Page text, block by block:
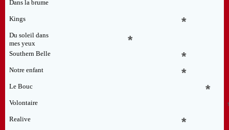
Dans la brume
Kings *
Du soleil dans
mes yeux
*
Southern Belle *
Notre enfant *
Le Bouc *
Volontaire
Realive *